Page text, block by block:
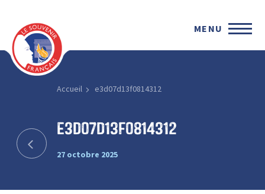
MENU
Accueil e3d07d13f0814312
e3d07d13f0814312
27 octobre 2025